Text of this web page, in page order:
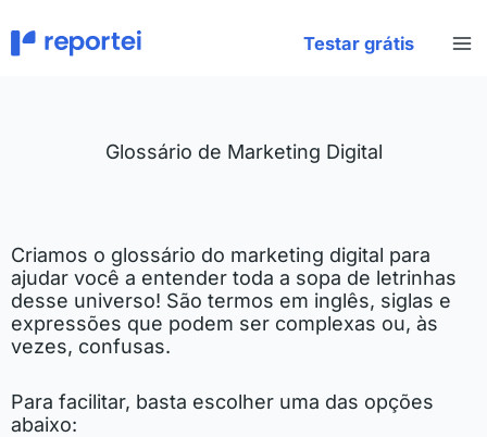
para
Testar grátis
Glossário de Marketing Digital​
Criamos o glossário do marketing digital para
ajudar você a entender toda a sopa de letrinhas
desse universo! São termos em inglês, siglas e
expressões que podem ser complexas ou, às
vezes, confusas.
Para facilitar, basta escolher uma das opções
abaixo: